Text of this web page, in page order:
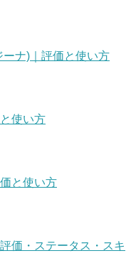
ーナ)｜評価と使い方
使い方
と使い方
価・ステータス・スキ